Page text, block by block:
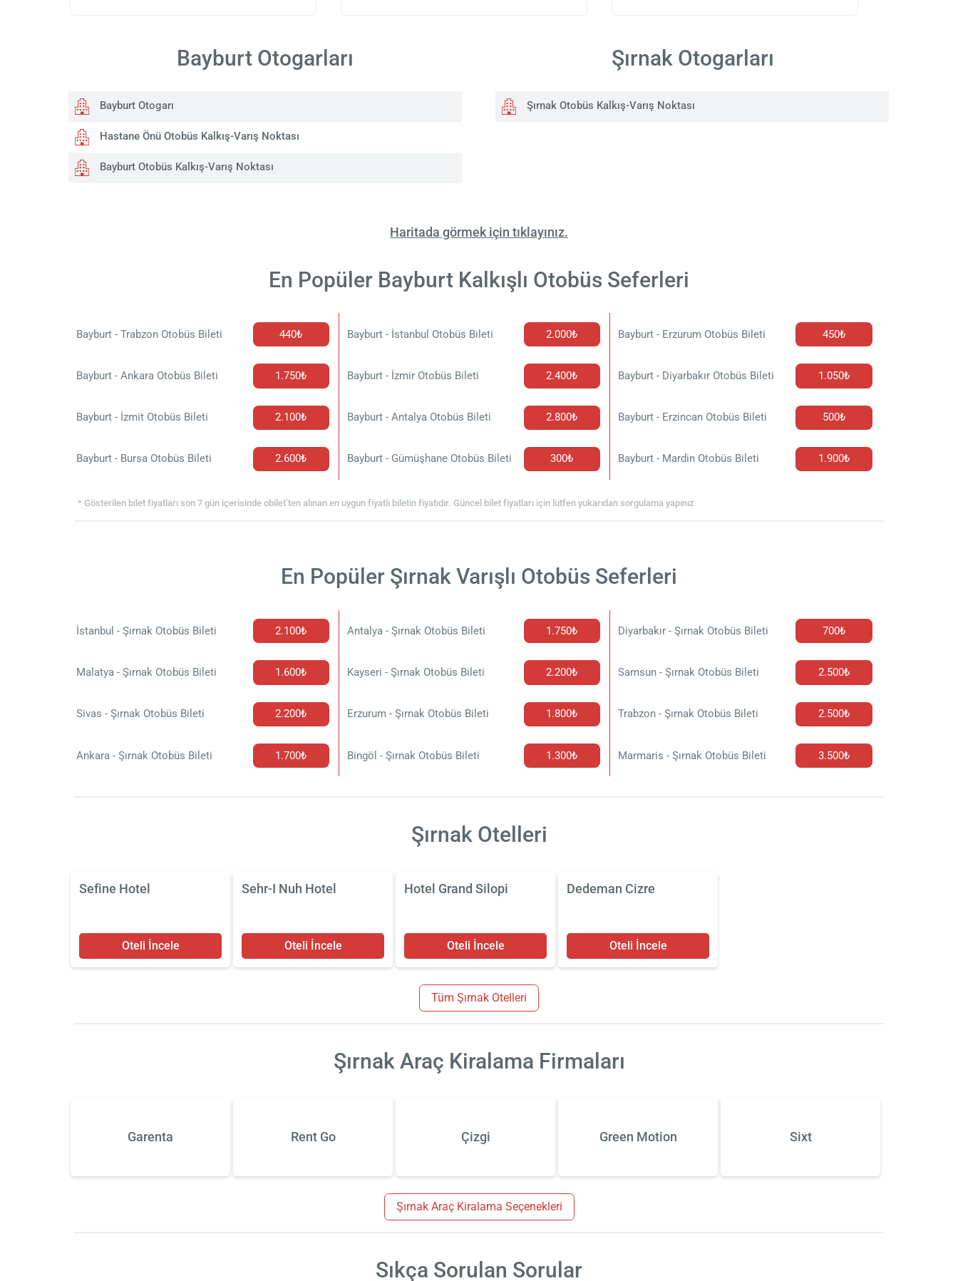
Bayburt Otogarları
Bayburt Otogarı
Hastane Önü Otobüs Kalkış-Varış Noktası
Bayburt Otobüs Kalkış-Varış Noktası
Şırnak Otogarları
Şırnak Otobüs Kalkış-Varış Noktası
Haritada görmek için tıklayınız.
En Popüler Bayburt Kalkışlı Otobüs Seferleri
Bayburt - Trabzon Otobüs Bileti 440₺ Bayburt - İstanbul Otobüs Bileti 2.000₺ Bayburt - Erzurum Otobüs Bileti 450₺
Bayburt - Ankara Otobüs Bileti 1.750₺ Bayburt - İzmir Otobüs Bileti 2.400₺ Bayburt - Diyarbakır Otobüs Bileti 1.050₺
Bayburt - İzmit Otobüs Bileti 2.100₺ Bayburt - Antalya Otobüs Bileti 2.800₺ Bayburt - Erzincan Otobüs Bileti 500₺
Bayburt - Bursa Otobüs Bileti 2.600₺ Bayburt - Gümüşhane Otobüs Bileti 300₺ Bayburt - Mardin Otobüs Bileti 1.900₺
* Gösterilen bilet fiyatları son 7 gün içerisinde obilet’ten alınan en uygun fiyatlı biletin fiyatıdır. Güncel bilet fiyatları için lütfen yukarıdan sorgulama yapınız
En Popüler Şırnak Varışlı Otobüs Seferleri
İstanbul - Şırnak Otobüs Bileti 2.100₺ Antalya - Şırnak Otobüs Bileti 1.750₺ Diyarbakır - Şırnak Otobüs Bileti 700₺
Malatya - Şırnak Otobüs Bileti 1.600₺ Kayseri - Şırnak Otobüs Bileti 2.200₺ Samsun - Şırnak Otobüs Bileti 2.500₺
Sivas - Şırnak Otobüs Bileti 2.200₺ Erzurum - Şırnak Otobüs Bileti 1.800₺ Trabzon - Şırnak Otobüs Bileti 2.500₺
Ankara - Şırnak Otobüs Bileti 1.700₺ Bingöl - Şırnak Otobüs Bileti 1.300₺ Marmaris - Şırnak Otobüs Bileti 3.500₺
Şırnak Otelleri
Sefine Hotel
Oteli İncele
Sehr-I Nuh Hotel
Oteli İncele
Hotel Grand Silopi
Oteli İncele
Dedeman Cizre
Oteli İncele
Tüm Şırnak Otelleri
Şırnak Araç Kiralama Firmaları
Garenta Rent Go Çizgi Green Motion Sixt
Şırnak Araç Kiralama Seçenekleri
Sıkça Sorulan Sorular